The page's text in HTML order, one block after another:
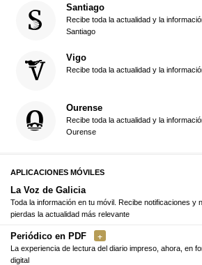
Santiago
Recibe toda la actualidad y la
Santiago
Vigo
Recibe toda la actualidad y la
Ourense
Recibe toda la actualidad y la
Ourense
APLICACIONES MÓVILES
La Voz de Galicia
Toda la información en tu móvil. Recibe notificaciones y
pierdas la actualidad más relevante
Periódico en PDF
La experiencia de lectura del diario impreso, ahora, en
digital